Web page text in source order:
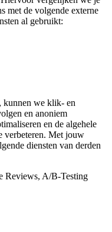
met de volgende externe
al gebruikt:
kunnen we klik- en
en anoniem
en de algehele
verbeteren. Met jouw
diensten van derden
Reviews, A/B-Testing